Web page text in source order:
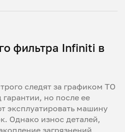
фильтра Infiniti в
следят за графиком ТО
но после ее
эксплуатировать машину
Однако износ деталей,
загрязнений